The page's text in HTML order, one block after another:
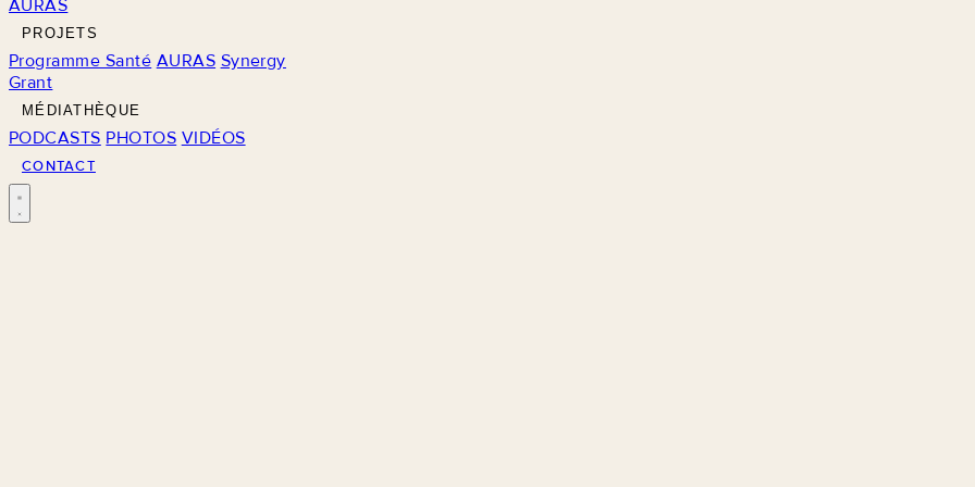
AURAS
PROJETS
Programme Santé AURAS Synergy
Grant
MÉDIATHÈQUE
PODCASTS PHOTOS VIDÉOS
CONTACT